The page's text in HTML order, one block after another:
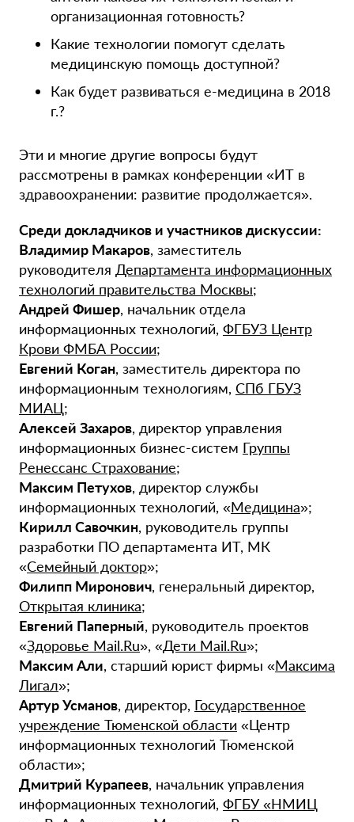
организационная готовность?
Какие технологии помогут сделать
медицинскую помощь доступной?
Как будет развиваться e-медицина в 2018
г.?
Эти и многие другие вопросы будут
рассмотрены в рамках конференции «ИТ в
здравоохранении: развитие продолжается».
Среди докладчиков и участников дискуссии:
Владимир Макаров, заместитель
руководителя Департамента информационных
технологий правительства Москвы;
Андрей Фишер, начальник отдела
информационных технологий, ФГБУЗ Центр
Крови ФМБА России;
Евгений Коган, заместитель директора по
информационным технологиям, СПб ГБУЗ
МИАЦ;
Алексей Захаров, директор управления
информационных бизнес-систем Группы
Ренессанс Страхование;
Максим Петухов, директор службы
информационных технологий, «Медицина»;
Кирилл Савочкин, руководитель группы
разработки ПО департамента ИТ, МК
«Семейный доктор»;
Филипп Миронович, генеральный директор,
Открытая клиника;
Евгений Паперный, руководитель проектов
«Здоровье Mail.Ru», «Дети Mail.Ru»;
Максим Али, старший юрист фирмы «Максима
Лигал»;
Артур Усманов, директор, Государственное
учреждение Тюменской области «Центр
информационных технологий Тюменской
области»;
Дмитрий Курапеев, начальник управления
информационных технологий, ФГБУ «НМИЦ